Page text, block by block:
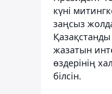
күні
заңсыз
жазатын
өздерінің
білсін.